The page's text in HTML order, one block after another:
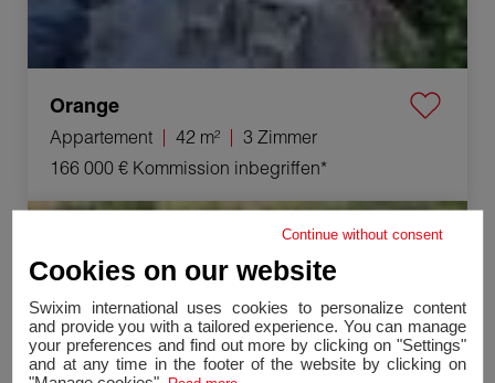
Orange
Appartement 42 m²
3 Zimmer
166 000 € Kommission inbegriffen*
Continue without consent
Cookies on our website
Swixim international uses cookies to personalize content
and provide you with a tailored experience. You can manage
your preferences and find out more by clicking on "Settings"
and at any time in the footer of the website by clicking on